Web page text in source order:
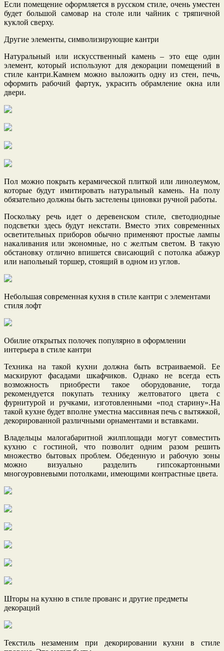
Если помещение оформляется в русском стиле, очень уместен
будет большой самовар на столе или чайник с тряпичной
куклой сверху.
Другие элементы, символизирующие кантри
Натуральный или искусственный камень – это еще один
элемент, который используют для декорации помещений в
стиле кантри.Камнем можно выложить одну из стен, печь,
оформить рабочий фартук, украсить обрамление окна или
двери.
Пол можно покрыть керамической плиткой или линолеумом,
которые будут имитировать натуральный камень. На полу
обязательно должны быть застелены циновки ручной работы.
Поскольку речь идет о деревенском стиле, светодиодные
подсветки здесь будут некстати. Вместо этих современных
осветительных приборов обычно применяют простые лампы
накаливания или экономные, но с желтым светом. В такую
обстановку отлично впишется свисающий с потолка абажур
или напольный торшер, стоящий в одном из углов.
Небольшая современная кухня в стиле кантри с элементами
стиля лофт
Обилие открытых полочек популярно в оформлении
интерьера в стиле кантри
Техника на такой кухни должна быть встраиваемой. Ее
маскируют фасадами шкафчиков. Однако не всегда есть
возможность приобрести такое оборудование, тогда
рекомендуется покупать технику желтоватого цвета с
фурнитурой и ручками, изготовленными «под старину».На
такой кухне будет вполне уместна массивная печь с вытяжкой,
декорированной различными орнаментами и вставками.
Владельцы малогабаритной жилплощади могут совместить
кухню с гостиной, что позволит одним разом решить
множество бытовых проблем. Обеденную и рабочую зоны
можно визуально разделить гипсокартонными
многоуровневыми потолками, имеющими контрастные цвета.
Шторы на кухню в стиле прованс и другие предметы
декораций
Текстиль незаменим при декорировании кухни в стиле